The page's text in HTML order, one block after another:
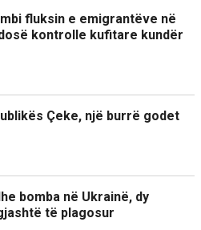
fluksin e emigrantëve në
kontrolle kufitare kundër
Çeke, një burrë godet
bomba në Ukrainë, dy
të plagosur